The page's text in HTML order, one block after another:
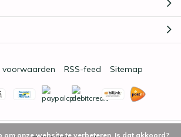
voorwaarden RSS-feed Sitemap
om onze website te verbeteren. Is dat akkoord?